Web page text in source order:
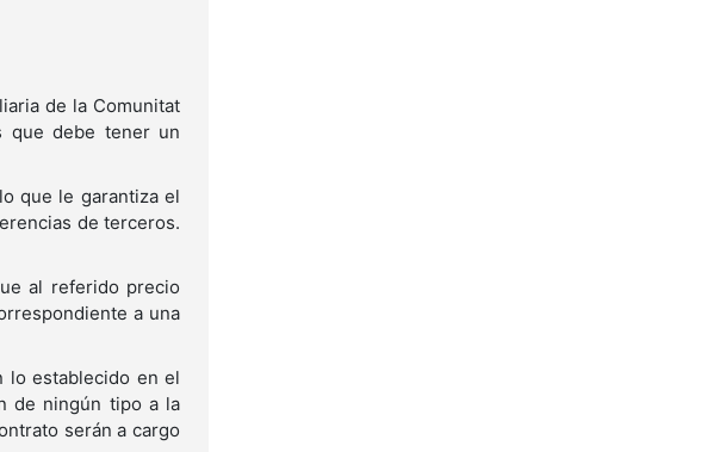
de la Comunitat
que debe tener un
que le garantiza el
de terceros.
al referido precio
a una
lo establecido en el
de ningún tipo a la
serán a cargo